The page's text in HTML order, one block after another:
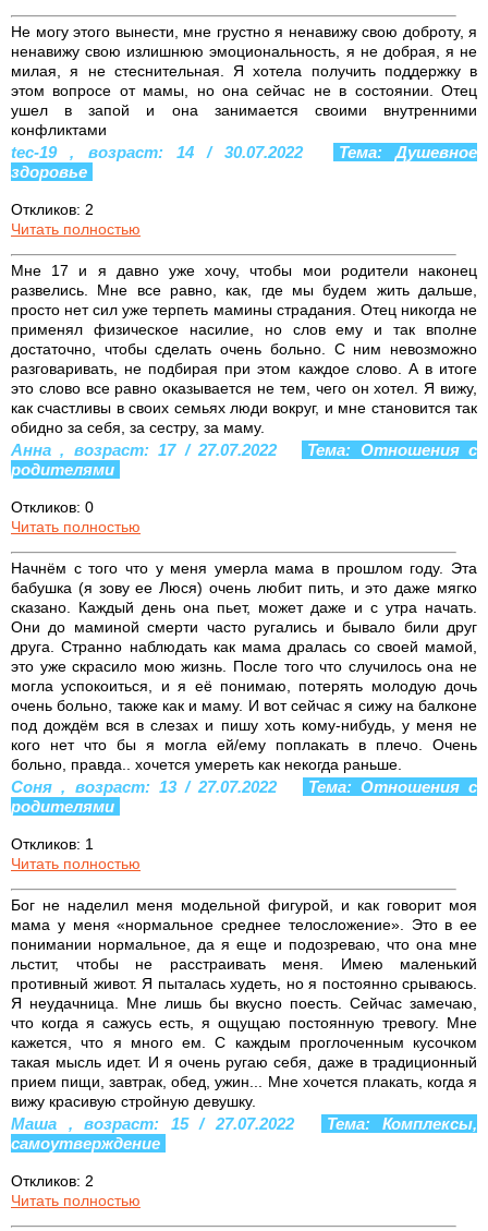
Не могу этого вынести, мне грустно я ненавижу свою доброту, я
ненавижу свою излишнюю эмоциональность, я не добрая, я не
милая, я не стеснительная. Я хотела получить поддержку в
этом вопросе от мамы, но она сейчас не в состоянии. Отец
ушел в запой и она занимается своими внутренними
конфликтами
tec-19 , возраст: 14 / 30.07.2022
Тема: Душевное
здоровье
Откликов: 2
Читать полностью
Мне 17 и я давно уже хочу, чтобы мои родители наконец
развелись. Мне все равно, как, где мы будем жить дальше,
просто нет сил уже терпеть мамины страдания. Отец никогда не
применял физическое насилие, но слов ему и так вполне
достаточно, чтобы сделать очень больно. С ним невозможно
разговаривать, не подбирая при этом каждое слово. А в итоге
это слово все равно оказывается не тем, чего он хотел. Я вижу,
как счастливы в своих семьях люди вокруг, и мне становится так
обидно за себя, за сестру, за маму.
Анна , возраст: 17 / 27.07.2022
Тема: Отношения с
родителями
Откликов: 0
Читать полностью
Начнём с того что у меня умерла мама в прошлом году. Эта
бабушка (я зову ее Люся) очень любит пить, и это даже мягко
сказано. Каждый день она пьет, может даже и с утра начать.
Они до маминой смерти часто ругались и бывало били друг
друга. Странно наблюдать как мама дралась со своей мамой,
это уже скрасило мою жизнь. После того что случилось она не
могла успокоиться, и я её понимаю, потерять молодую дочь
очень больно, также как и маму. И вот сейчас я сижу на балконе
под дождём вся в слезах и пишу хоть кому-нибудь, у меня не
кого нет что бы я могла ей/ему поплакать в плечо. Очень
больно, правда.. хочется умереть как некогда раньше.
Соня , возраст: 13 / 27.07.2022
Тема: Отношения с
родителями
Откликов: 1
Читать полностью
Бог не наделил меня модельной фигурой, и как говорит моя
мама у меня «нормальное среднее телосложение». Это в ее
понимании нормальное, да я еще и подозреваю, что она мне
льстит, чтобы не расстраивать меня. Имею маленький
противный живот. Я пыталась худеть, но я постоянно срываюсь.
Я неудачница. Мне лишь бы вкусно поесть. Сейчас замечаю,
что когда я сажусь есть, я ощущаю постоянную тревогу. Мне
кажется, что я много ем. С каждым проглоченным кусочком
такая мысль идет. И я очень ругаю себя, даже в традиционный
прием пищи, завтрак, обед, ужин... Мне хочется плакать, когда я
вижу красивую стройную девушку.
Маша , возраст: 15 / 27.07.2022
Тема: Комплексы,
самоутверждение
Откликов: 2
Читать полностью